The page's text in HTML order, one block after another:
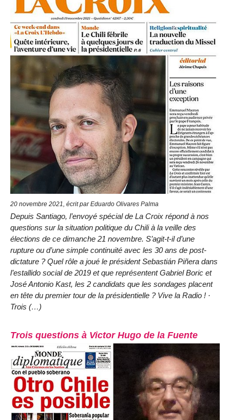
20 novembre 2021, écrit par Eduardo Olivares Palma
Depuis Santiago, l’envoyé spécial de La Croix répond à nos
questions sur la situation politique du Chili à la veille des
élections de ce dimanche 21 novembre. S’agit-t-il d’une
rupture ou d’une simple continuité avec les 30 ans de post-
dictature ? Quel rôle a joué le président Sebastián Piñera dans
l’estallido social de 2019 et que représentent Gabriel Boric et
José Antonio Kast, les 2 candidats que les sondages placent
en tête du premier tour de la présidentielle ? Vive la Radio ! ·
Trois (…)
Trois questions à Victor Hugo de la Fuente